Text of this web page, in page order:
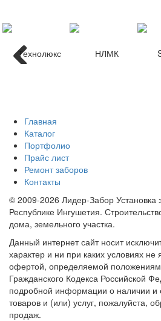
Главная
Каталог
Портфолио
Прайс лист
Ремонт заборов
Контакты
© 2009-2026 Лидер-Забор Установка
Республике Ингушетия.
дома, земельного участка.
Данный интернет сайт носит
характер и ни при каких условиях не
офертой, определяемой
Гражданского Кодекса Российской
подробной информации о наличии и
товаров и (или) услуг, пожалуйста,
продаж.